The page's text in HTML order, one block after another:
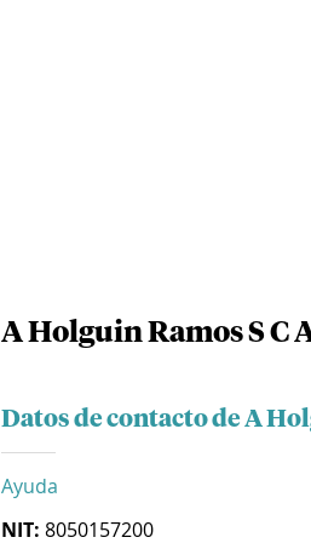
A Holguin Ramos S C
Datos de contacto de A
Ayuda
NIT: 8050157200